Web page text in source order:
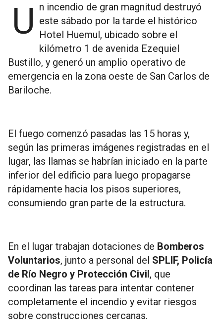
Un incendio de gran magnitud destruyó este sábado por la tarde el histórico
Hotel Huemul, ubicado sobre el
kilómetro 1 de avenida Ezequiel
Bustillo, y generó un amplio operativo de
emergencia en la zona oeste de San Carlos de
Bariloche.
El fuego comenzó pasadas las 15 horas y,
según las primeras imágenes registradas en el
lugar, las llamas se habrían iniciado en la parte
inferior del edificio para luego propagarse
rápidamente hacia los pisos superiores,
consumiendo gran parte de la estructura.
En el lugar trabajan dotaciones de Bomberos
Voluntarios, junto a personal del SPLIF, Policía
de Río Negro y Protección Civil, que
coordinan las tareas para intentar contener
completamente el incendio y evitar riesgos
sobre construcciones cercanas.